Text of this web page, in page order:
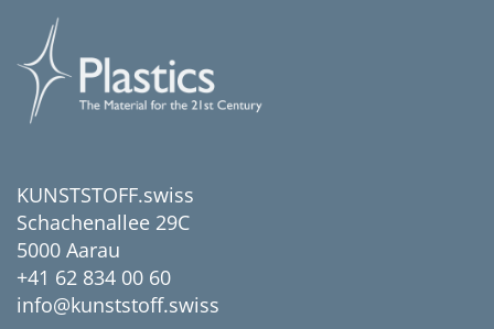
KUNSTSTOFF.swiss
Schachenallee 29C
5000 Aarau
+41 62 834 00 60
info@kunststoff.swiss